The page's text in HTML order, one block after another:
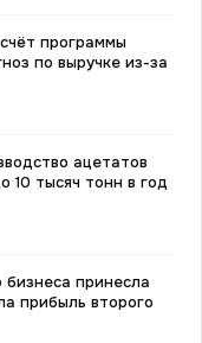
программы
по выручке из-за
ацетатов
тысяч тонн в год
принесла
прибыль второго